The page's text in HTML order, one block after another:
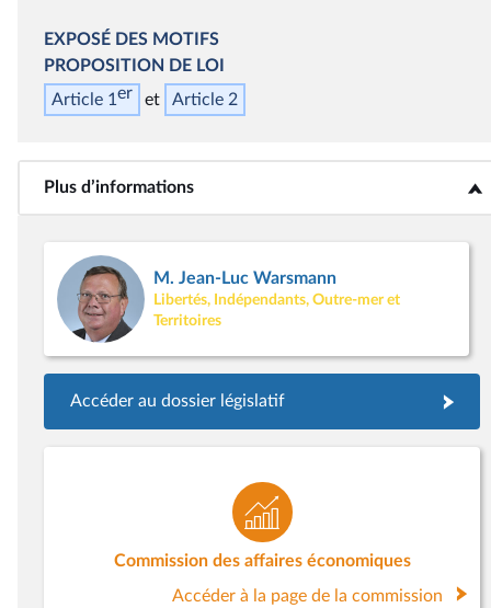
EXPOSÉ DES MOTIFS
PROPOSITION DE LOI
Article 1er Article 2
Plus d’informations<b>Plus d’informations</b>
M. Jean-Luc Warsmann
Libertés, Indépendants, Outre-mer et
Territoires
Accéder au dossier législatif
Commission des affaires économiques
Accéder à la page de la commission